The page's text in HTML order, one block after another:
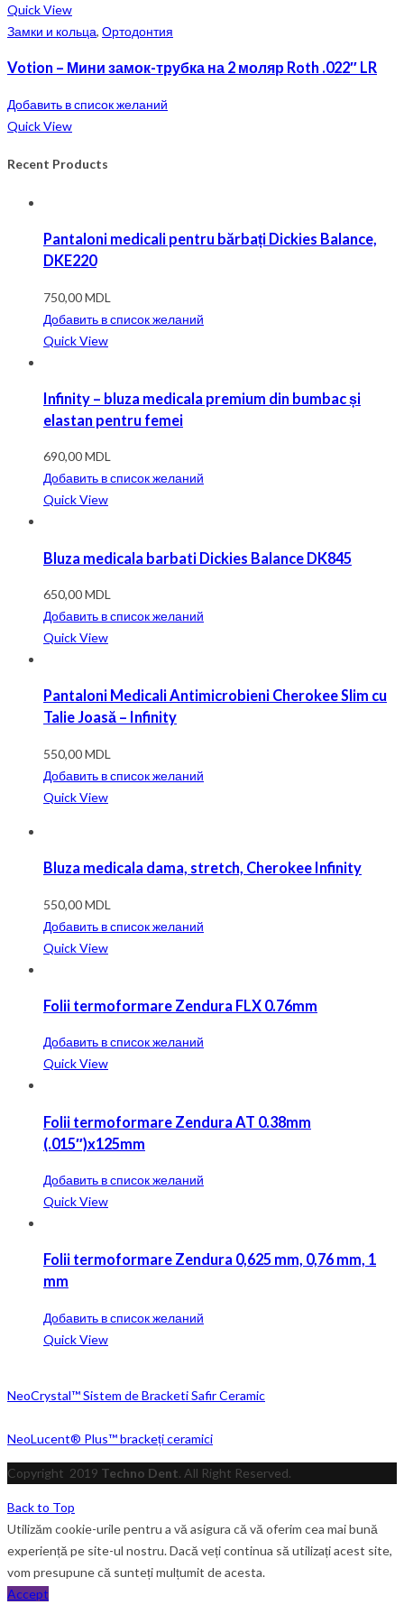
Quick View
Замки и кольца, Ортодонтия
Votion – Мини замок-трубка на 2 моляр Roth .022″ LR
Добавить в список желаний
Quick View
Recent Products
Pantaloni medicali pentru bărbați Dickies Balance,
DKE220
750,00MDL
Добавить в список желаний
Quick View
Infinity – bluza medicala premium din bumbac și
elastan pentru femei
690,00MDL
Добавить в список желаний
Quick View
Bluza medicala barbati Dickies Balance DK845
650,00MDL
Добавить в список желаний
Quick View
Pantaloni Medicali Antimicrobieni Cherokee Slim cu
Talie Joasă – Infinity
550,00MDL
Добавить в список желаний
Quick View
Bluza medicala dama, stretch, Cherokee Infinity
550,00MDL
Добавить в список желаний
Quick View
Folii termoformare Zendura FLX 0.76mm
Добавить в список желаний
Quick View
Folii termoformare Zendura AT 0.38mm
(.015″)x125mm
Добавить в список желаний
Quick View
Folii termoformare Zendura 0,625 mm, 0,76 mm, 1
mm
Добавить в список желаний
Quick View
NeoCrystal™ Sistem de Bracketi Safir Ceramic
NeoLucent® Plus™ brackeți ceramici
Copyright 2019 Techno Dent. All Right Reserved.
Back to Top
Utilizăm cookie-urile pentru a vă asigura că vă oferim cea mai bună
experiență pe site-ul nostru. Dacă veți continua să utilizați acest site,
vom presupune că sunteți mulțumit de acesta.
Accept